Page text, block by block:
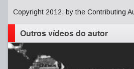
Copyright 2012, by the Contributing
Outros vídeos do autor